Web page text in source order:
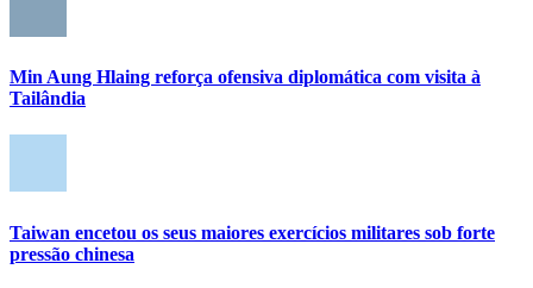
Min Aung Hlaing reforça ofensiva diplomática com visita à
Tailândia
Taiwan encetou os seus maiores exercícios militares sob forte
pressão chinesa